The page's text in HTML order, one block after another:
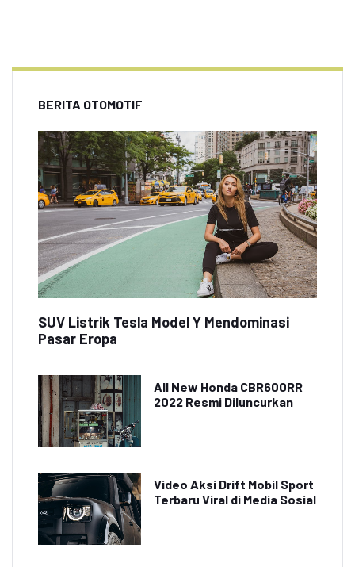
BERITA OTOMOTIF
SUV Listrik Tesla Model Y Mendominasi
Pasar Eropa
All New Honda CBR600RR
2022 Resmi Diluncurkan
Video Aksi Drift Mobil Sport
Terbaru Viral di Media Sosial